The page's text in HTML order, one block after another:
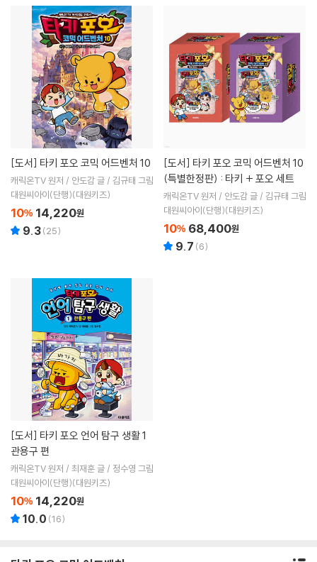
[도서] 타키 포오 코믹 어드벤처 10
캐릭온TV 원저 / 안도감 글 / 김규태 그림
대원씨아이(단행)(대원키즈)
10% 14,220원
9.3(25)
[도서]
(특별한정판) : 타키 + 포오 세트
캐릭온TV 원저 / 안도감 글 / 김규태 그림
대원씨아이(단행)(대원키즈)
10% 68,400원
9.7 (6)
[도서]
관용구 편
캐릭온TV 원저 / 최재훈 글 / 정수영 그림
대원씨아이(단행)(대원키즈)
10% 14,220원
10.0 (16)